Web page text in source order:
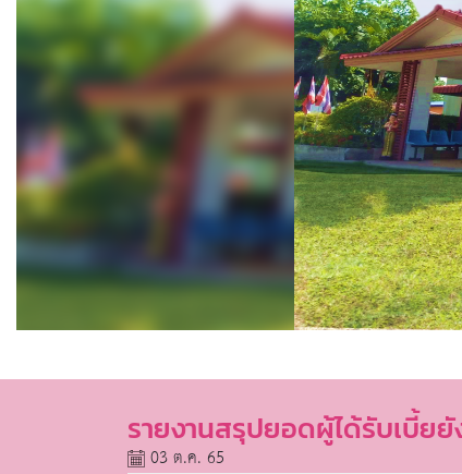
รายงานสรุปยอดผู้ได้รับเบี้ย
03 ต.ค. 65